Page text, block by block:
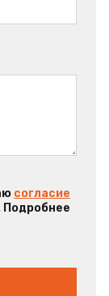
согласие
Подробнее